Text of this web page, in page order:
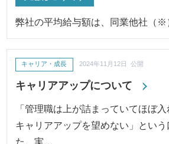
弊社の平均給与額は、同業他社（
キャリアアップについて
キャリア・成長 2024年11月12日 公開
「管理職は上が詰まっていてほぼ入
キャリアアップを望めない」とい
た。実…